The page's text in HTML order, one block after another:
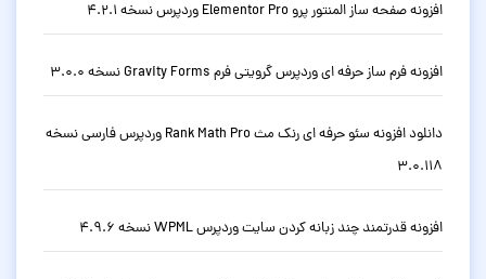
افزونه صفحه ساز المنتور پرو Elementor Pro وردپرس نسخه 4.2.1
افزونه فرم ساز حرفه ای وردپرس گرویتی فرم Gravity Forms نسخه 3.0.0
دانلود افزونه سئو حرفه ای رنک مث Rank Math Pro وردپرس فارسی نسخه
3.0.118
افزونه قدرتمند چند زبانه کردن سایت وردپرس WPML نسخه 4.9.6